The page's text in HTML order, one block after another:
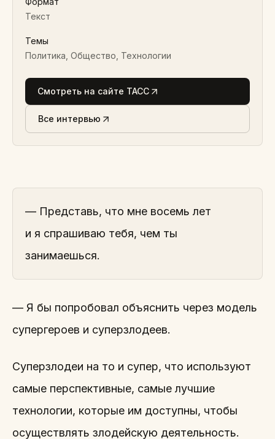
Текст
Темы
Политика, Общество, Технологии
Смотреть на сайте ТАСС
Все интервью
— Представь, что мне восемь лет
и я спрашиваю тебя, чем ты
занимаешься.
— Я бы попробовал объяснить через модель
супергероев и суперзлодеев.
Суперзлодеи на то и супер, что используют
самые перспективные, самые лучшие
технологии, которые им доступны, чтобы
осуществлять злодейскую деятельность.